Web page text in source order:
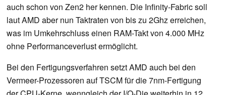
auch schon von Zen2 her kennen. Die Infinity-Fabric soll
laut AMD aber nun Taktraten von bis zu 2Ghz erreichen,
was im Umkehrschluss einen RAM-Takt von 4.000 MHz
ohne Performanceverlust ermöglicht.
Bei den Fertigungsverfahren setzt AMD auch bei den
Vermeer-Prozessoren auf TSCM für die 7nm-Fertigung